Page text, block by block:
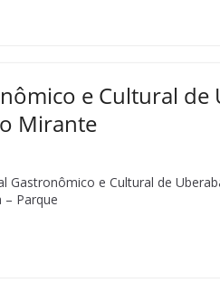
e Cultural de
Mirante
Gastronômico e Cultural de
Parque